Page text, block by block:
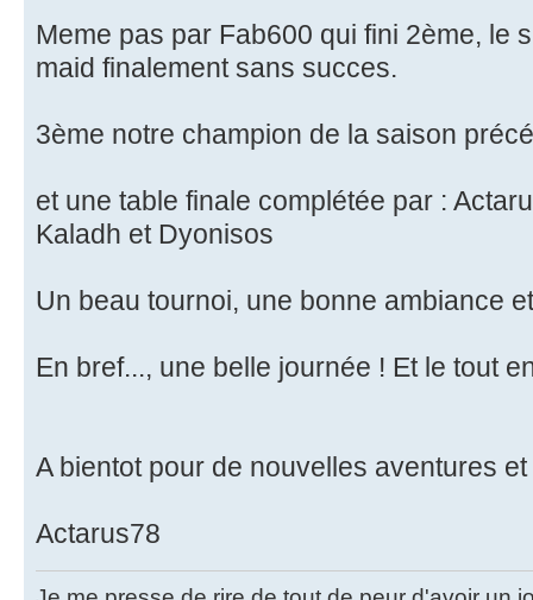
Meme pas par Fab600 qui fini 2ème, le
maid finalement sans succes.
3ème notre champion de la saison
et une table finale complétée par :
Kaladh et Dyonisos
Un beau tournoi, une bonne ambiance
En bref..., une belle journée ! Et le tout
A bientot pour de nouvelles aventures
Actarus78